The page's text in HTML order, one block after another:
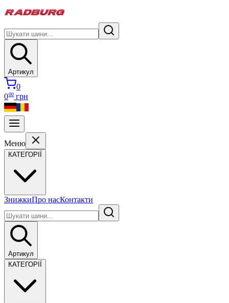
Артикул
0
000 грн
Меню
КАТЕГОРІЇ
ЗнижкиПро насКонтакти
Артикул
КАТЕГОРІЇ